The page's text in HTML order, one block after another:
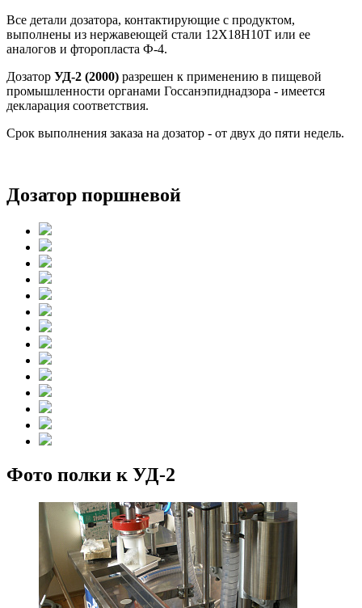
Все детали дозатора, контактирующие с продуктом,
выполнены из нержавеющей стали 12Х18Н10Т или ее
аналогов и фторопласта Ф-4.
Дозатор УД-2 (2000) разрешен к применению в пищевой
промышленности органами Госсанэпиднадзора - имеется
декларация соответствия.
Срок выполнения заказа на дозатор - от двух до пяти недель.
Дозатор поршневой
Фото полки к УД-2